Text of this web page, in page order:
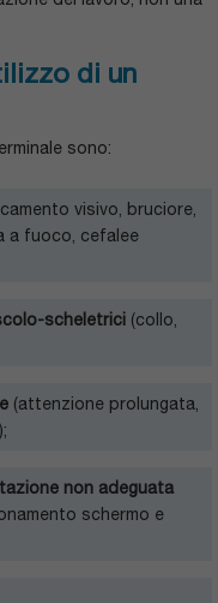
di un
sono:
visivo, bruciore,
a fuoco, cefalee
scheletrici (collo,
(attenzione prolungata,
non adeguata
schermo e